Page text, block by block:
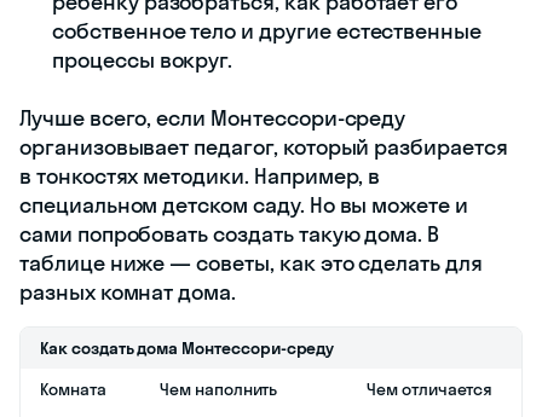
собственное тело и другие естественные
процессы вокруг.
Лучше всего, если Монтессори-среду
организовывает педагог, который разбирается
в тонкостях методики. Например, в
специальном детском саду. Но вы можете и
сами попробовать создать такую дома. В
таблице ниже — советы, как это сделать для
разных комнат дома.
Как создать дома Монтессори-среду
Комната
Чем наполнить
Чем отличается